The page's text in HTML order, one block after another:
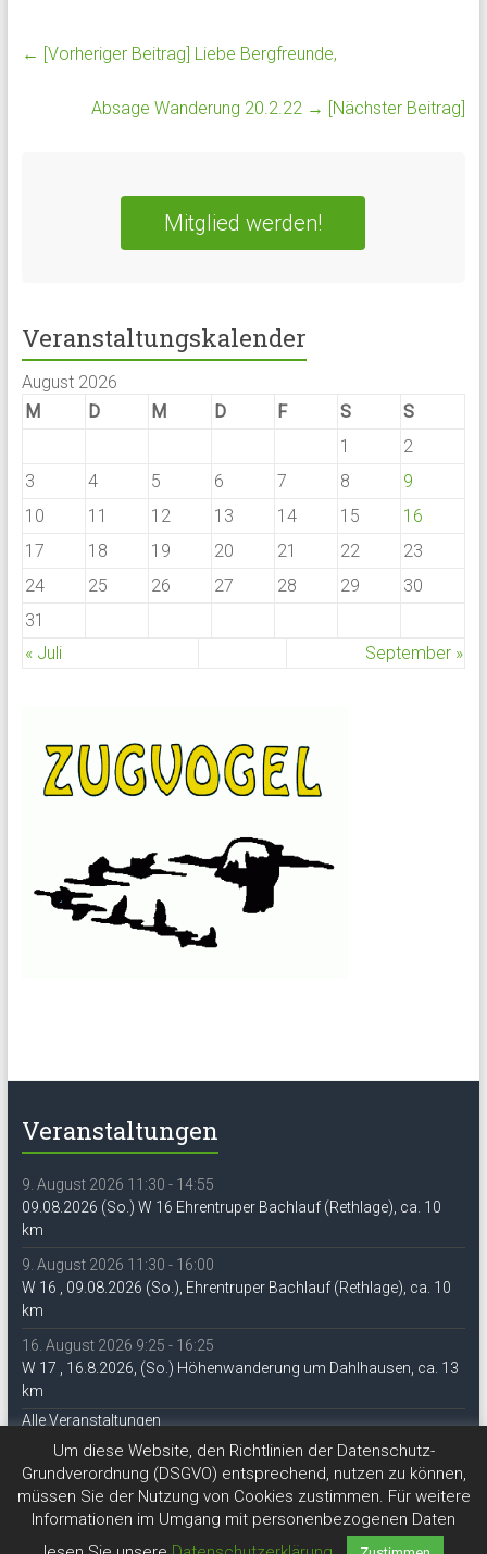
← [Vorheriger Beitrag] Liebe Bergfreunde,
Absage Wanderung 20.2.22 → [Nächster Beitrag]
Mitglied werden!
Veranstaltungskalender
August 2026
M
D M D F S
S
1
2
3
4 5 6 7 8
9
10
11 12 13 14 15
16
17
18 19 20 21 22
23
24
25 26 27 28 29
30
31
« Juli
September »
Veranstaltungen
9. August 2026 11:30 - 14:55
09.08.2026 (So.) W 16 Ehrentruper Bachlauf (Rethlage), ca. 10
km
9. August 2026 11:30 - 16:00
W 16 , 09.08.2026 (So.), Ehrentruper Bachlauf (Rethlage), ca. 10
km
16. August 2026 9:25 - 16:25
W 17 , 16.8.2026, (So.) Höhenwanderung um Dahlhausen, ca. 13
km
Alle Veranstaltungen
Um diese Website, den Richtlinien der Datenschutz-
Grundverordnung (DSGVO) entsprechend, nutzen zu können,
müssen Sie der Nutzung von Cookies zustimmen. Für weitere
Informationen im Umgang mit personenbezogenen Daten